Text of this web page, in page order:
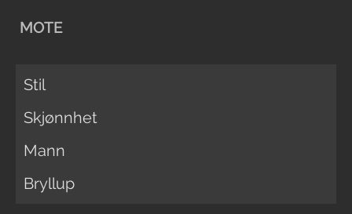
MOTE
Stil
Skjønnhet
Mann
Bryllup